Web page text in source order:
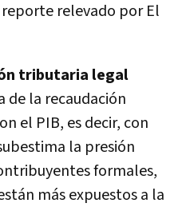
relevado por El
tributaria legal
de la recaudación
el PIB, es decir, con
la presión
formales,
más expuestos a la